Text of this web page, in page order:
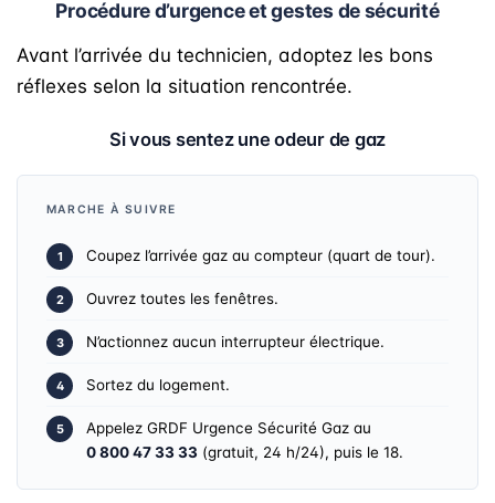
Procédure d’urgence et gestes de sécurité
Avant l’arrivée du technicien, adoptez les bons
réflexes selon la situation rencontrée.
Si vous sentez une odeur de gaz
MARCHE À SUIVRE
Coupez l’arrivée gaz au compteur (quart de tour).
Ouvrez toutes les fenêtres.
N’actionnez aucun interrupteur électrique.
Sortez du logement.
Appelez GRDF Urgence Sécurité Gaz au
0 800 47 33 33 (gratuit, 24 h/24), puis le 18.